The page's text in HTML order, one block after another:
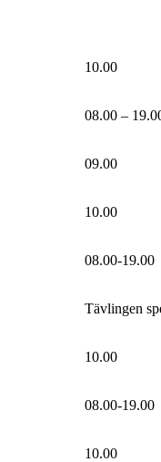
10.00
08.00 –
09.00
10.00
08.00-19.00
Tävlingen
10.00
08.00-19.00
10.00